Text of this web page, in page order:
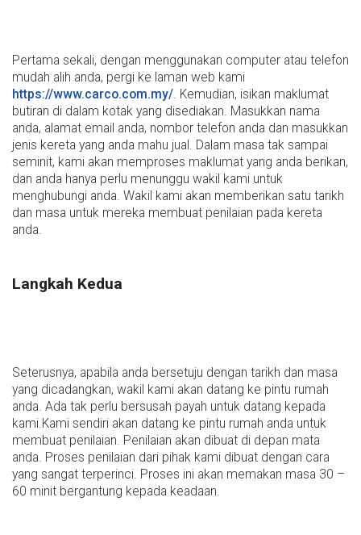
Pertama sekali, dengan menggunakan computer atau telefon
mudah alih anda, pergi ke laman web kami ​​
https://www.carco.com.my/. Kemudian, isikan maklumat
butiran di dalam kotak yang disediakan. Masukkan nama
anda, alamat email anda, nombor telefon anda dan masukkan
jenis kereta yang anda mahu jual. Dalam masa tak sampai
seminit, kami akan memproses maklumat yang anda berikan,
dan anda hanya perlu menunggu wakil kami untuk
menghubungi anda. Wakil kami akan memberikan satu tarikh
dan masa untuk mereka membuat penilaian pada kereta
anda.
Langkah Kedua
Seterusnya, apabila anda bersetuju dengan tarikh dan masa
yang dicadangkan, wakil kami akan datang ke pintu rumah
anda. Ada tak perlu bersusah payah untuk datang kepada
kami.Kami sendiri akan datang ke pintu rumah anda untuk
membuat penilaian. Penilaian akan dibuat di depan mata
anda. Proses penilaian dari pihak kami dibuat dengan cara
yang sangat terperinci. Proses ini akan memakan masa 30 –
60 minit bergantung kepada keadaan.